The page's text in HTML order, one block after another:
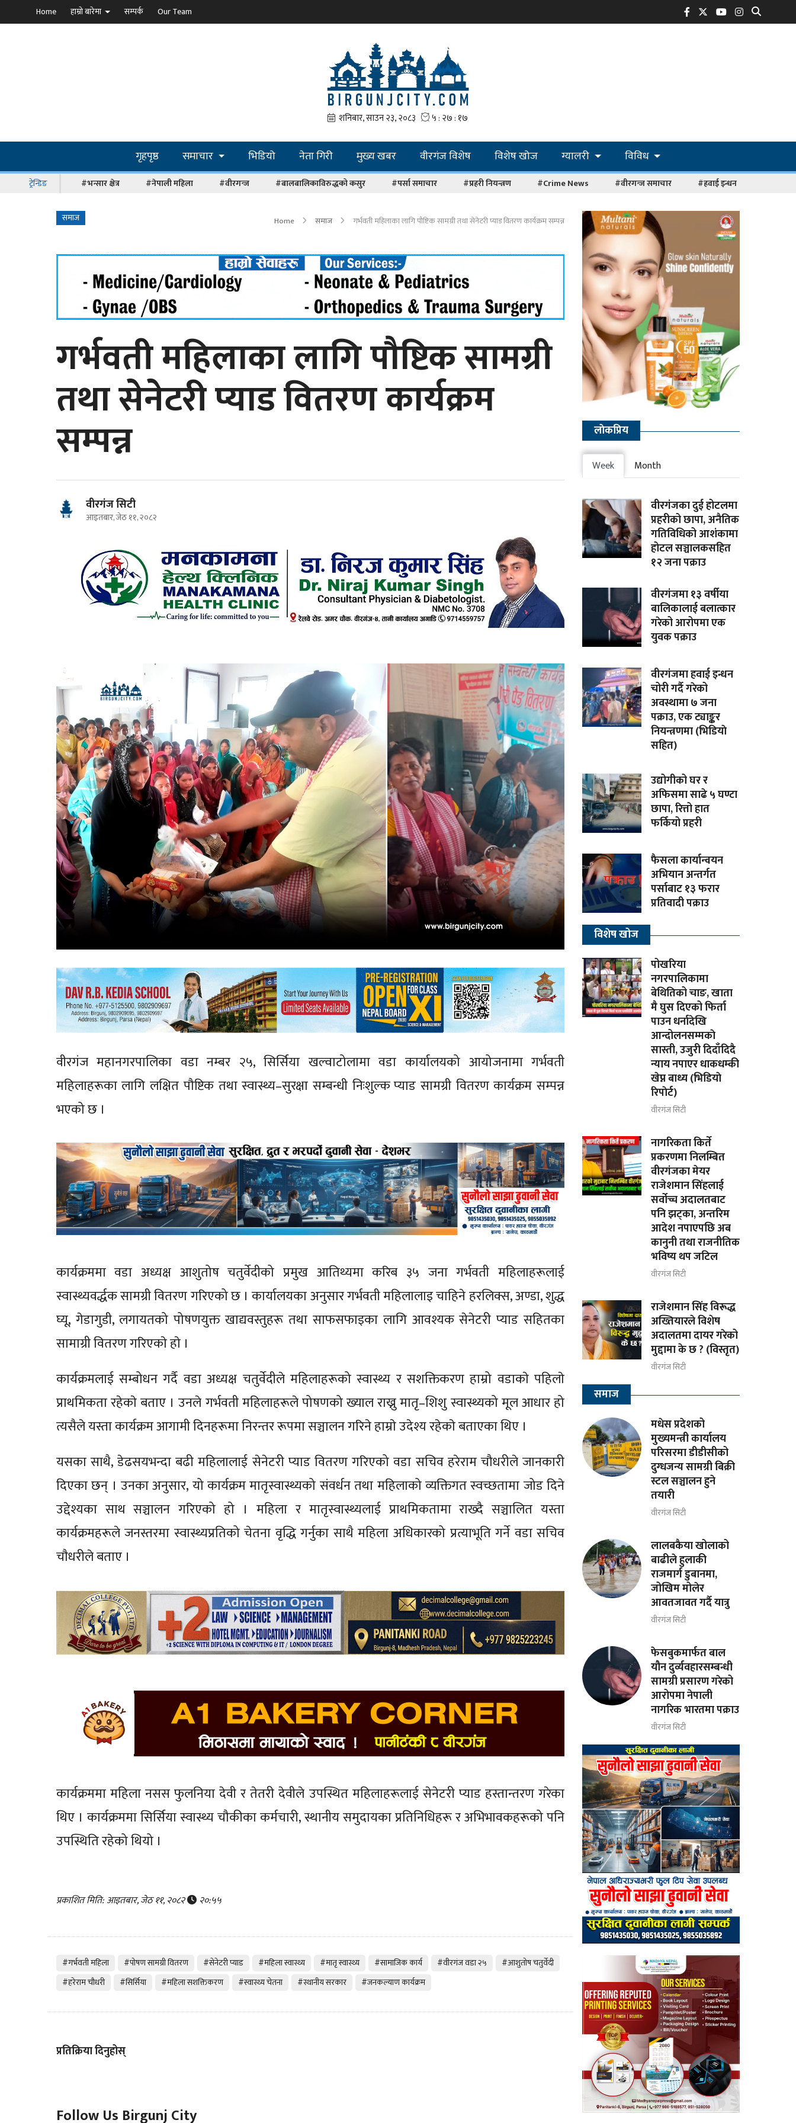
Home हाम्रो बारेमा सम्पर्क Our Team
गृहपृष्ठ समाचार भिडियो नेता गिरी मुख्य खबर वीरगंज विशेष विशेष खोज ग्यालरी विविध
ट्रेन्डिङ #भन्सार क्षेत्र #नेपाली महिला #वीरगन्ज #बालबालिकाविरुद्धको कसुर #पर्सा समाचार #प्रहरी नियन्त्रण #Crime News #वीरगन्ज समाचार #हवाई इन्धन
समाज Home समाज गर्भवती महिलाका लागि पौष्टिक सामग्री तथा सेनेटरी प्याड वितरण कार्यक्रम सम्पन्न
गर्भवती महिलाका लागि पौष्टिक सामग्री
तथा सेनेटरी प्याड वितरण कार्यक्रम
सम्पन्न
वीरगंज सिटी
आइतबार, जेठ ११, २०८२
वीरगंज महानगरपालिका वडा नम्बर २५, सिर्सिया खल्वाटोलामा वडा कार्यालयको आयोजनामा गर्भवती
महिलाहरूका लागि लक्षित पौष्टिक तथा स्वास्थ्य–सुरक्षा सम्बन्धी निःशुल्क प्याड सामग्री वितरण कार्यक्रम सम्पन्न
भएको छ ।
कार्यक्रममा वडा अध्यक्ष आशुतोष चतुर्वेदीको प्रमुख आतिथ्यमा करिब ३५ जना गर्भवती महिलाहरूलाई
स्वास्थ्यवर्द्धक सामग्री वितरण गरिएको छ । कार्यालयका अनुसार गर्भवती महिलालाइ चाहिने हरलिक्स, अण्डा, शुद्ध
घ्यू, गेडागुडी, लगायतको पोषणयुक्त खाद्यवस्तुहरू तथा साफसफाइका लागि आवश्यक सेनेटरी प्याड सहितका
सामाग्री वितरण गरिएकाे हाे ।
कार्यक्रमलाई सम्बोधन गर्दै वडा अध्यक्ष चतुर्वेदीले महिलाहरूको स्वास्थ्य र सशक्तिकरण हाम्रो वडाकाे पहिलाे
प्राथमिकता रहेकाे बताए । उनले गर्भवती महिलाहरूले पोषणको ख्याल राख्नु मातृ–शिशु स्वास्थ्यको मूल आधार हो
त्यसैले यस्ता कार्यक्रम आगामी दिनहरूमा निरन्तर रूपमा सञ्चालन गरिने हाम्राे उदेश्य रहेकाे बताएका थिए ।
यसका साथै, डेढसयभन्दा बढी महिलालाई सेनेटरी प्याड वितरण गरिएको वडा सचिव हरेराम चौधरीले जानकारी
दिएका छन् । उनका अनुसार, यो कार्यक्रम मातृस्वास्थ्यको संवर्धन तथा महिलाको व्यक्तिगत स्वच्छतामा जोड दिने
उद्देश्यका साथ सञ्चालन गरिएको हो । महिला र मातृस्वास्थ्यलाई प्राथमिकतामा राख्दै सञ्चालित यस्ता
कार्यक्रमहरूले जनस्तरमा स्वास्थ्यप्रतिको चेतना वृद्धि गर्नुका साथै महिला अधिकारको प्रत्याभूति गर्ने वडा सचिव
चाैधरीले बताए ।
कार्यक्रममा महिला नसस फुलनिया देवी र तेतरी देवीले उपस्थित महिलाहरूलाई सेनेटरी प्याड हस्तान्तरण गरेका
थिए । कार्यक्रममा सिर्सिया स्वास्थ्य चौकीका कर्मचारी, स्थानीय समुदायका प्रतिनिधिहरू र अभिभावकहरूको पनि
उपस्थिति रहेको थियो ।
प्रकाशित मिति: आइतबार, जेठ ११, २०८२ २०:५५
#गर्भवती महिला #पोषण सामग्री वितरण #सेनेटरी प्याड #महिला स्वास्थ्य #मातृ स्वास्थ्य #सामाजिक कार्य #वीरगंज वडा २५
#आशुतोष चतुर्वेदी
#हरेराम चौधरी
#सिर्सिया #महिला सशक्तिकरण #स्वास्थ्य चेतना #स्थानीय सरकार #जनकल्याण कार्यक्रम
प्रतिक्रिया दिनुहोस्
Follow Us Birgunj City
लाेकप्रिय
Week Month
वीरगंजका दुई होटलमा
प्रहरीको छापा, अनैतिक
गतिविधिको आशंकामा
होटल सञ्चालकसहित
१२ जना पक्राउ
वीरगंजमा १३ वर्षीया
बालिकालाई बलात्कार
गरेको आरोपमा एक
युवक पक्राउ
वीरगंजमा हवाई इन्धन
चोरी गर्दै गरेको
अवस्थामा ७ जना
पक्राउ, एक ट्याङ्कर
नियन्त्रणमा (भिडियाे
सहित)
उद्योगीको घर र
अफिसमा साढे ५ घण्टा
छापा, रित्तो हात
फर्कियो प्रहरी
फैसला कार्यान्वयन
अभियान अन्तर्गत
पर्साबाट १३ फरार
प्रतिवादी पक्राउ
विशेष खोज
पोखरिया
नगरपालिकामा
बेथितिको चाङ, खाता
मै घुस दिएको फिर्ता
पाउन धर्नादेखि
आन्दोलनसम्मकाे
सास्ती, उजुरी दिदाँदिदै
न्याय नपाएर धाकधम्की
खेप्न बाध्य (भिडियाे
रिपाेर्ट)
वीरगंज सिटी
नागरिकता किर्ते
प्रकरणमा निलम्बित
वीरगंजका मेयर
राजेशमान सिंहलाई
सर्वोच्च अदालतबाट
पनि झट्का, अन्तरिम
आदेश नपाएपछि अब
कानुनी तथा राजनीतिक
भविष्य थप जटिल
वीरगंज सिटी
राजेशमान सिंह विरूद्ध
अख्तियारले विशेष
अदालतमा दायर गरेको
मुद्दामा के छ ? (विस्तृत)
वीरगंज सिटी
समाज
मधेस प्रदेशको
मुख्यमन्त्री कार्यालय
परिसरमा डीडीसीको
दुग्धजन्य सामग्री बिक्री
स्टल सञ्चालन हुने
तयारी
वीरगंज सिटी
लालबकैया खोलाको
बाढीले हुलाकी
राजमार्ग डुबानमा,
जोखिम मोलेर
आवतजावत गर्दै यात्रु
वीरगंज सिटी
फेसबुकमार्फत बाल
यौन दुर्व्यवहारसम्बन्धी
सामग्री प्रसारण गरेको
आरोपमा नेपाली
नागरिक भारतमा पक्राउ
वीरगंज सिटी